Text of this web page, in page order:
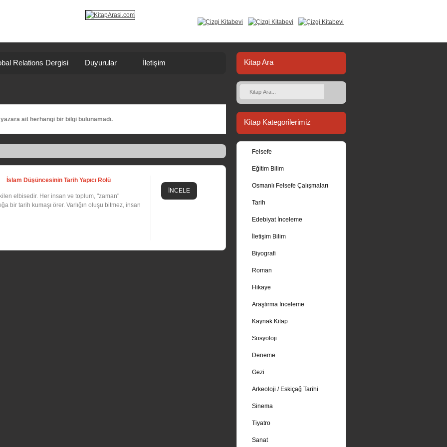
Kitap Ara
Kitap Kategorilerimiz
Felsefe
Eğitim Bilim
Osmanlı Felsefe Çalışmaları
Tarih
Edebiyat İnceleme
İletişim Bilim
Biyografi
Roman
Hikaye
Araştırma İnceleme
Kaynak Kitap
Sosyoloji
Deneme
Gezi
Arkeoloji / Eskiçağ Tarihi
Sinema
Tiyatro
Sanat
Relations Dergisi Duyurular İletişim
ait herhangi bir bilgi bulunamadı.
İNCELE
İslam Düşüncesinin Tarih Yapıcı Rolü
elbisedir. Her insan ve toplum, "zaman"
bir tarih kumaşı örer. Varlığın oluşu bitmez, insan